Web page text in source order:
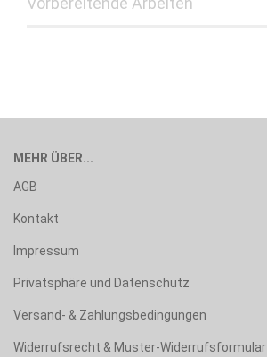
MEHR ÜBER...
AGB
Kontakt
Impressum
Privatsphäre und Datenschutz
Versand- & Zahlungsbedingungen
Widerrufsrecht & Muster-Widerrufsformular